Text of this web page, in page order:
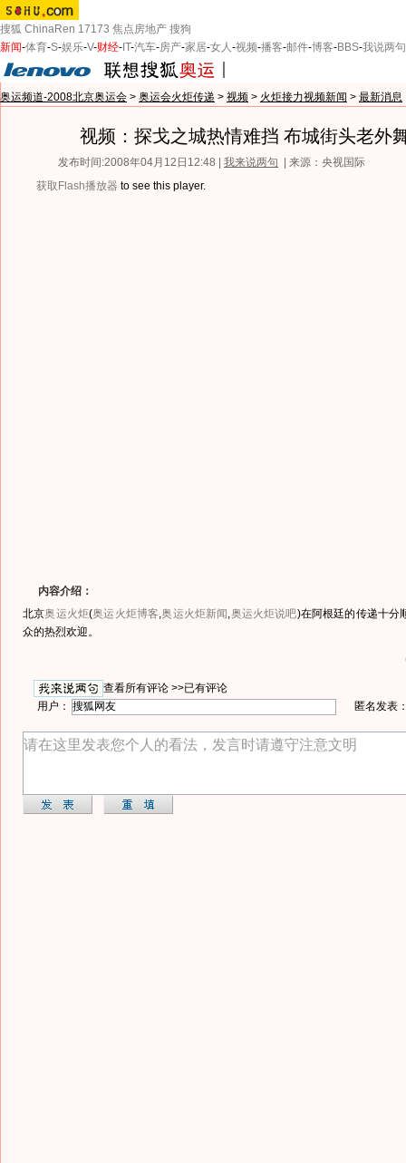
搜狐 ChinaRen 17173 焦点房地产 搜狗
新闻-体育-S-娱乐-V-财经- IT-汽车-房产-家居-女人-视频-播客-邮件-博客-BBS-我说两句
奥运频道-2008北京奥运会 > 奥运会火炬传递 > 视频 > 火炬接力视频新闻 > 最新消息
视频：探戈之城热情难挡 布城街头老外
发布时间:2008年04月12日12:48 | 我来说两句
| 来源：央视国际
获取Flash播放器 to see this player.
内容介绍：
北京奥运火炬(奥运火炬博客,奥运火炬新闻 ,奥运火炬说吧)在阿根廷的传递十分
众的热烈欢迎。
查看所有评论 >>已有评论
用户：
匿名发表